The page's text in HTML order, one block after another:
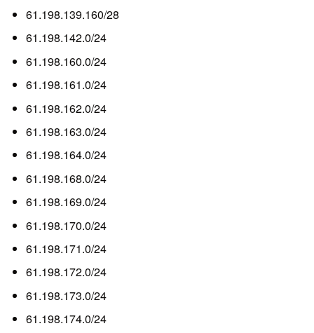
61.198.139.160/28
61.198.142.0/24
61.198.160.0/24
61.198.161.0/24
61.198.162.0/24
61.198.163.0/24
61.198.164.0/24
61.198.168.0/24
61.198.169.0/24
61.198.170.0/24
61.198.171.0/24
61.198.172.0/24
61.198.173.0/24
61.198.174.0/24